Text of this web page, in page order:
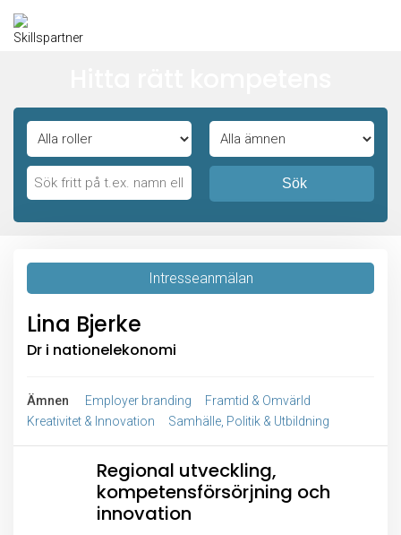
Sök
Intresseanmälan
Lina Bjerke
Dr i nationelekonomi
Ämnen Employer branding
Framtid & Omvärld
Kreativitet & Innovation
Samhälle, Politik & Utbildning
Regional utveckling,
kompetensförsörjning och
innovation